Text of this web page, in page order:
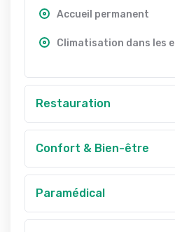
Accueil permanent
Climatisation dans les
Restauration
Confort & Bien-être
Paramédical